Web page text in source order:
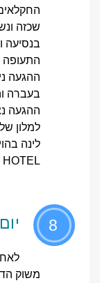
שכזה
בנסיעה
בעברה
ההגעה
למלון
HOTEL או דומה
8 יום 8: הויאן (Hoi An)
משוק